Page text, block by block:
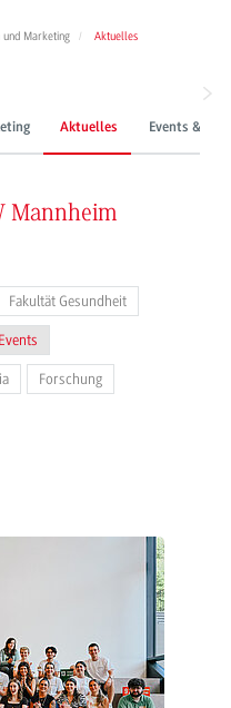
und Marketing Aktuelles
Aktuelles Events &
Mannheim
Fakultät Gesundheit
Events
Forschung